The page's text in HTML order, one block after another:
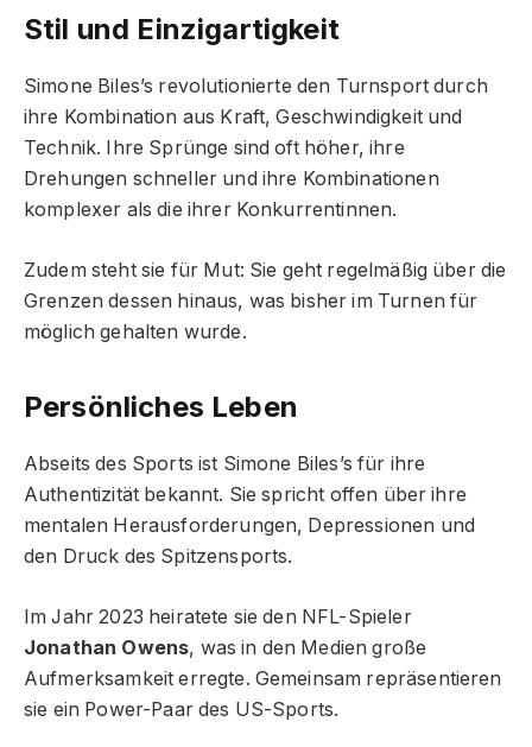
Stil und Einzigartigkeit
Simone Biles’s revolutionierte den Turnsport durch
ihre Kombination aus Kraft, Geschwindigkeit und
Technik. Ihre Sprünge sind oft höher, ihre
Drehungen schneller und ihre Kombinationen
komplexer als die ihrer Konkurrentinnen.
Zudem steht sie für Mut: Sie geht regelmäßig über die
Grenzen dessen hinaus, was bisher im Turnen für
möglich gehalten wurde.
Persönliches Leben
Abseits des Sports ist Simone Biles’s für ihre
Authentizität bekannt. Sie spricht offen über ihre
mentalen Herausforderungen, Depressionen und
den Druck des Spitzensports.
Im Jahr 2023 heiratete sie den NFL-Spieler
Jonathan Owens, was in den Medien große
Aufmerksamkeit erregte. Gemeinsam repräsentieren
sie ein Power-Paar des US-Sports.